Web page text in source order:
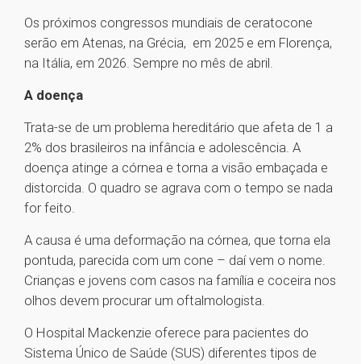
Os próximos congressos mundiais de ceratocone
serão em Atenas, na Grécia, em 2025 e em Florença,
na Itália, em 2026. Sempre no mês de abril.
A doença
Trata-se de um problema hereditário que afeta de 1 a
2% dos brasileiros na infância e adolescência. A
doença atinge a córnea e torna a visão embaçada e
distorcida. O quadro se agrava com o tempo se nada
for feito.
A causa é uma deformação na córnea, que torna ela
pontuda, parecida com um cone – daí vem o nome.
Crianças e jovens com casos na família e coceira nos
olhos devem procurar um oftalmologista.
O Hospital Mackenzie oferece para pacientes do
Sistema Único de Saúde (SUS) diferentes tipos de